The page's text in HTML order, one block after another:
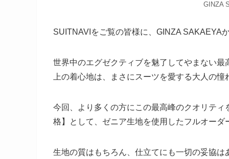
GINZA
SUITNAVIをご覧の皆様に、GINZA SAKAEYA
世界中のエグゼクティブを魅了してやまない
上の着心地は、まさにスーツを愛する大人の憧
今回、より多くの方にこの最高峰のクオリテ
格】として、ゼニア生地を使用したフルオー
生地の質はもちろん、仕立てにも一切の妥協